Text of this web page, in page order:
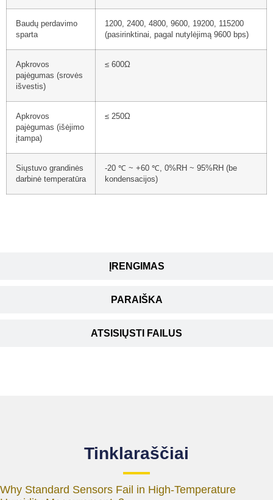
ĮRENGIMAS
PARAIŠKA
ATSISIŲSTI FAILUS
Baudų perdavimo
sparta
1200, 2400, 4800, 9600, 19200, 115200
(pasirinktinai, pagal nutylėjimą 9600 bps)
Apkrovos
pajėgumas (srovės
išvestis)
≤ 600Ω
Apkrovos
pajėgumas (išėjimo
įtampa)
≤ 250Ω
Siųstuvo grandinės
darbinė temperatūra
-20 ℃ ~ +60 ℃, 0%RH ~ 95%RH (be
kondensacijos)
Tinklaraščiai
Why Standard Sensors Fail in High-Temperature